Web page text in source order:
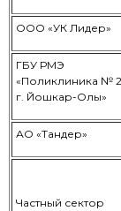
ООО «УК Лидер»
ГБУ РМЭ
«Поликлиника № 2
г. Йошкар-Олы»
АО «Тандер»
Частный сектор